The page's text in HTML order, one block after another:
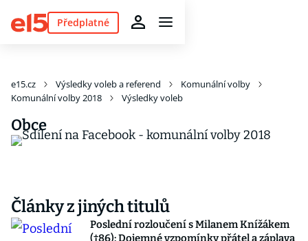
Předplatné
e15.cz Výsledky voleb a referend
Komunální volby
Komunální volby 2018
Výsledky voleb
Obce
Články z jiných titulů
Poslední rozloučení s Milanem Knížákem
(†86): Dojemné vzpomínky přátel a záplava